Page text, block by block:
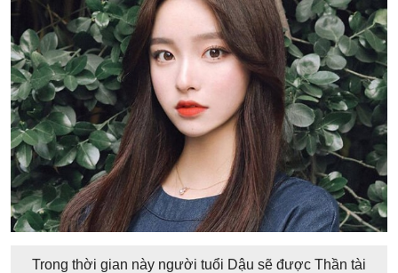
Trong thời gian này người tuổi Dậu sẽ được Thần tài